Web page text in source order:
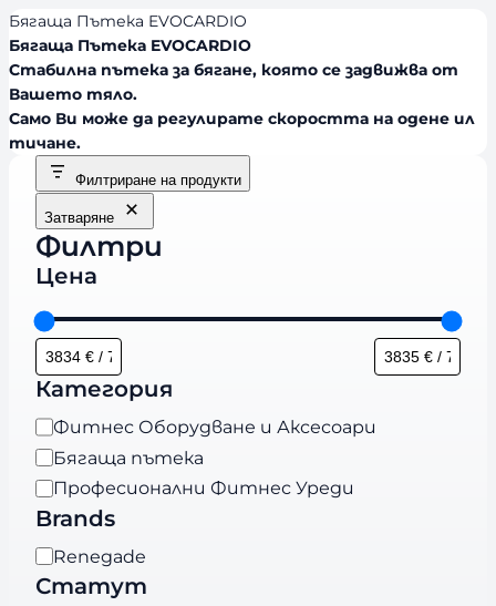
Бягаща Пътека EVOCARDIO
Бягаща Пътека EVOCARDIO
Стабилна пътека за бягане, която се задвижва от
Вашето тяло.
Само Ви може да регулирате скоростта на одене ил
тичане.
Филтриране на продукти
Затваряне
Филтри
Цена
Категория
К
а
т
е
о
р
Фитнес Оборудване и Аксесоари
Бягаща пътека
Професионални Фитнес Уреди
Brands
B
r
Renegade
Статут